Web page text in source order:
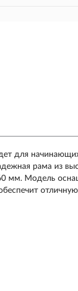
для
рама из
мм. Модель